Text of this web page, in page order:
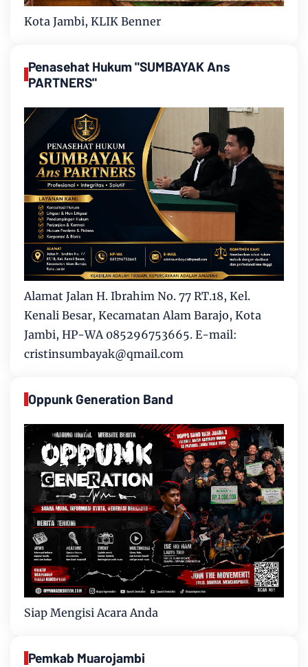
Kota Jambi, KLIK Benner
Penasehat Hukum "SUMBAYAK Ans
PARTNERS"
Alamat Jalan H. Ibrahim No. 77 RT.18, Kel.
Kenali Besar, Kecamatan Alam Barajo, Kota
Jambi, HP-WA 085296753665. E-mail:
cristinsumbayak@qmail.com
Oppunk Generation Band
Siap Mengisi Acara Anda
Pemkab Muarojambi